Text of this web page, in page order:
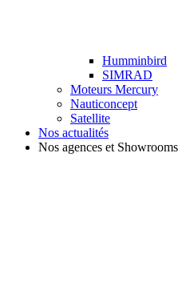
Humminbird
SIMRAD
Moteurs Mercury
Nauticoncept
Satellite
Nos actualités
Nos agences et Showrooms